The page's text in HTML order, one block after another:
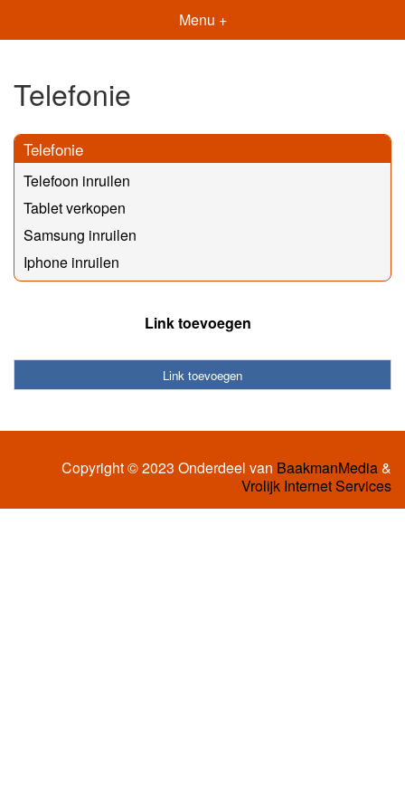
Menu +
Telefonie
Telefonie
Telefoon inruilen
Tablet verkopen
Samsung inruilen
Iphone inruilen
Link toevoegen
Link toevoegen
Copyright © 2023 Onderdeel van BaakmanMedia&
Vrolijk Internet Services